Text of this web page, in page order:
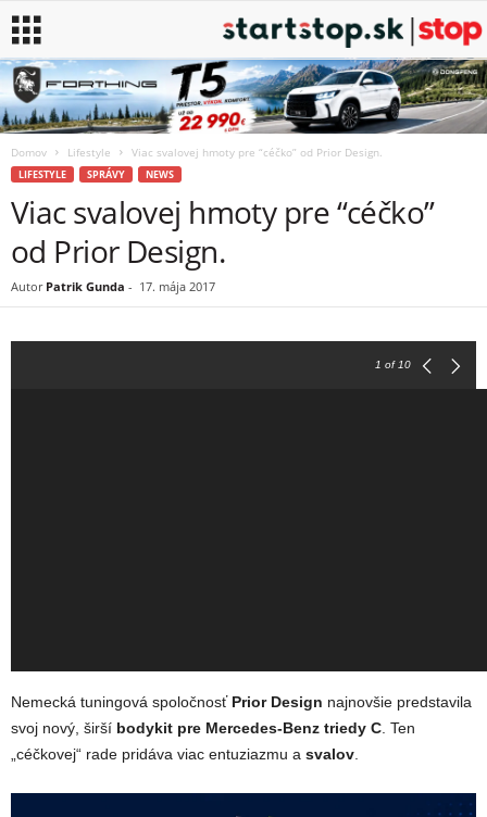
Domov Lifestyle Viac svalovej hmoty pre “céčko” od Prior Design.
LIFESTYLE SPRÁVY NEWS
Viac svalovej hmoty pre “céčko”
od Prior Design.
Autor Patrik Gunda - 17. mája 2017
1 of 10
Nemecká tuningová spoločnosť Prior Design najnovšie predstavila
svoj nový, širší bodykit pre Mercedes-Benz triedy C . Ten
„céčkovej“ rade pridáva viac entuziazmu a svalov